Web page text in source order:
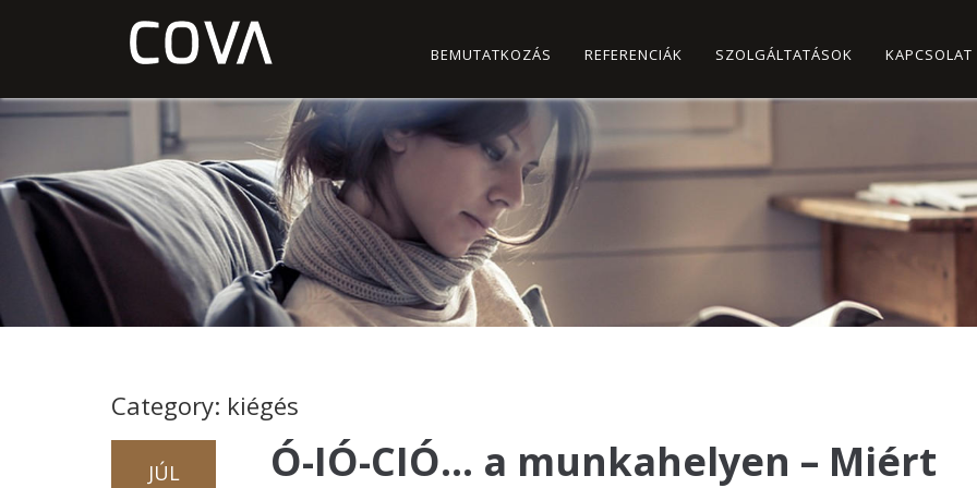
BEMUTATKOZÁS REFERENCIÁK SZOLGÁLTATÁSOK KAPCSOLAT
Category: kiégés
JÚL Ó-IÓ-CIÓ… a munkahelyen – Miért